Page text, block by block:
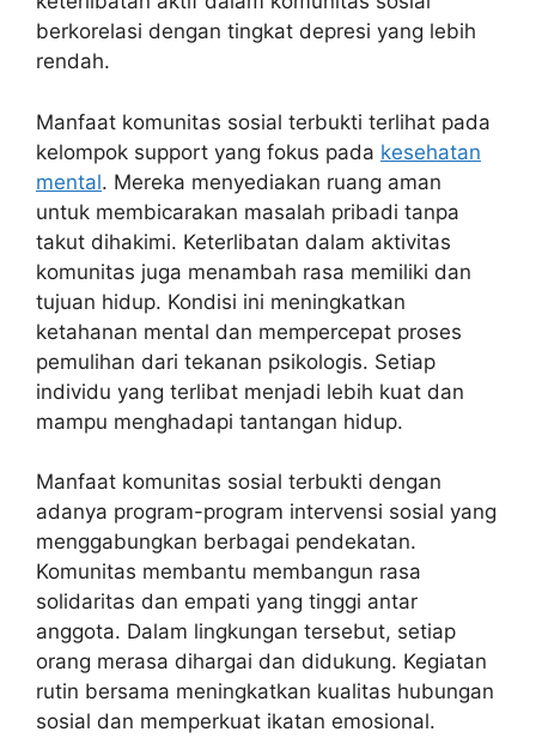
berkorelasi dengan tingkat depresi yang lebih
rendah.
Manfaat komunitas sosial terbukti terlihat pada
kelompok support yang fokus pada kesehatan
mental. Mereka menyediakan ruang aman
untuk membicarakan masalah pribadi tanpa
takut dihakimi. Keterlibatan dalam aktivitas
komunitas juga menambah rasa memiliki dan
tujuan hidup. Kondisi ini meningkatkan
ketahanan mental dan mempercepat proses
pemulihan dari tekanan psikologis. Setiap
individu yang terlibat menjadi lebih kuat dan
mampu menghadapi tantangan hidup.
Manfaat komunitas sosial terbukti dengan
adanya program-program intervensi sosial yang
menggabungkan berbagai pendekatan.
Komunitas membantu membangun rasa
solidaritas dan empati yang tinggi antar
anggota. Dalam lingkungan tersebut, setiap
orang merasa dihargai dan didukung. Kegiatan
rutin bersama meningkatkan kualitas hubungan
sosial dan memperkuat ikatan emosional.